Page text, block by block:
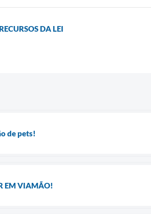
DA LEI
de pets!
EM VIAMÃO!